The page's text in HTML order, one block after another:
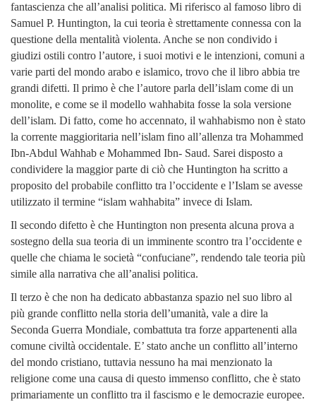
fantascienza che all’analisi politica. Mi riferisco al famoso libro di
Samuel P. Huntington, la cui teoria è strettamente connessa con la
questione della mentalità violenta. Anche se non condivido i
giudizi ostili contro l’autore, i suoi motivi e le intenzioni, comuni a
varie parti del mondo arabo e islamico, trovo che il libro abbia tre
grandi difetti. Il primo è che l’autore parla dell’islam come di un
monolite, e come se il modello wahhabita fosse la sola versione
dell’islam. Di fatto, come ho accennato, il wahhabismo non è stato
la corrente maggioritaria nell’islam fino all’allenza tra Mohammed
Ibn-Abdul Wahhab e Mohammed Ibn- Saud. Sarei disposto a
condividere la maggior parte di ciò che Huntington ha scritto a
proposito del probabile conflitto tra l’occidente e l’Islam se avesse
utilizzato il termine “islam wahhabita” invece di Islam.
Il secondo difetto è che Huntington non presenta alcuna prova a
sostegno della sua teoria di un imminente scontro tra l’occidente e
quelle che chiama le società “confuciane”, rendendo tale teoria più
simile alla narrativa che all’analisi politica.
Il terzo è che non ha dedicato abbastanza spazio nel suo libro al
più grande conflitto nella storia dell’umanità, vale a dire la
Seconda Guerra Mondiale, combattuta tra forze appartenenti alla
comune civiltà occidentale. E’ stato anche un conflitto all’interno
del mondo cristiano, tuttavia nessuno ha mai menzionato la
religione come una causa di questo immenso conflitto, che è stato
primariamente un conflitto tra il fascismo e le democrazie europee.